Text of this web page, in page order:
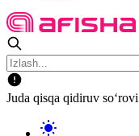
Juda qisqa qidiruv so‘rovi